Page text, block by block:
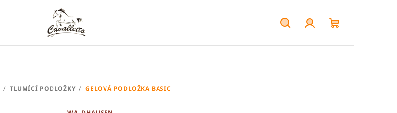
košík
/ TLUMÍCÍ PODLOŽKY / GELOVÁ PODLOŽKA BASIC